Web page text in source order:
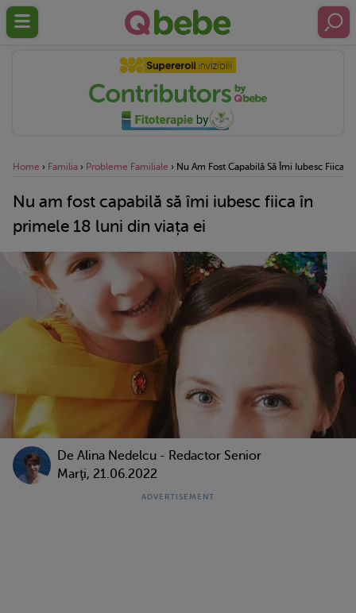
Home › Familia › Probleme Familiale › Nu Am Fost Capabilă Să Îmi Iubesc Fiica
Nu am fost capabilă să îmi iubesc fiica în
primele 18 luni din viața ei
De Alina Nedelcu - Redactor Senior
Marţi, 21.06.2022